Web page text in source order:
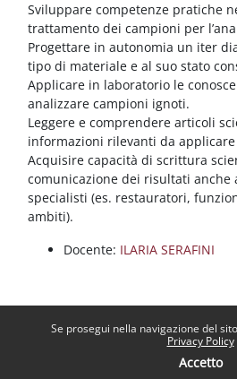
Se prosegui nella navigazione del
Privacy Policy
Accetto
Sviluppare competenze pratiche
trattamento dei campioni per
Progettare in autonomia un iter
tipo di materiale e al suo stato
Applicare in laboratorio le
analizzare campioni ignoti.
Leggere e comprendere articoli
informazioni rilevanti da
Acquisire capacità di scrittura
comunicazione dei risultati anche
specialisti (es. restauratori,
ambiti).
Docente: ILARIA SERAFINI